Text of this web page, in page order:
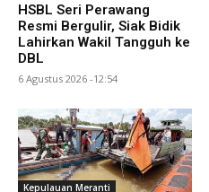
HSBL Seri Perawang
Resmi Bergulir, Siak Bidik
Lahirkan Wakil Tangguh ke
DBL
6 Agustus 2026 -12:54
Kepulauan Meranti